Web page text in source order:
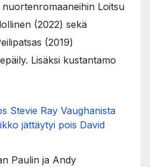
Loitsu
(2022) sekä
(2019)
Lisäksi kustantamo
Stevie Ray Vaughanista
jättäytyi pois David
Paulin ja Andy